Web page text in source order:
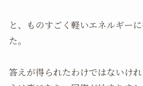
と、ものすごく軽いエネルギー
た。
答えが得られたわけではないけれ